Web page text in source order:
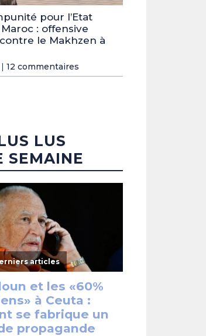
pour l’Etat
: offensive
le Makhzen à
12 commentaires
LUS
SEMAINE